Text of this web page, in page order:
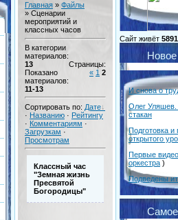
Главная » Файлы
» Сценарии
мероприятий и
классных часов
В категории
материалов:
13
Показано
материалов:
11-13
Страницы:
« 1 2
Сортировать по: Дате
· Названию · Рейтингу
· Комментариям ·
Загрузкам ·
Просмотрам
Классный час
"Земная жизнь
Пресвятой
Богородицы"
Сайт живёт 5891
И снова о
Олег
стакан
Подготовка и
открытого
Первые
оркестра )
Подведены